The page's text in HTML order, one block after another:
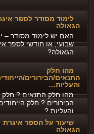
תרומות
שאלות ותשובות
לימוד מסודר לספר
הגאולה
האם יש לימוד מסודר –
שבועי, או חודשי לספר
הגאולה?
מהו חלק
התנאים/הבירורים/
והעליות…
מהו חלק התנאים ? חלק
הבירורים ? חלק
והעליות ?
שיעור על הספר איגרת
הגאולה